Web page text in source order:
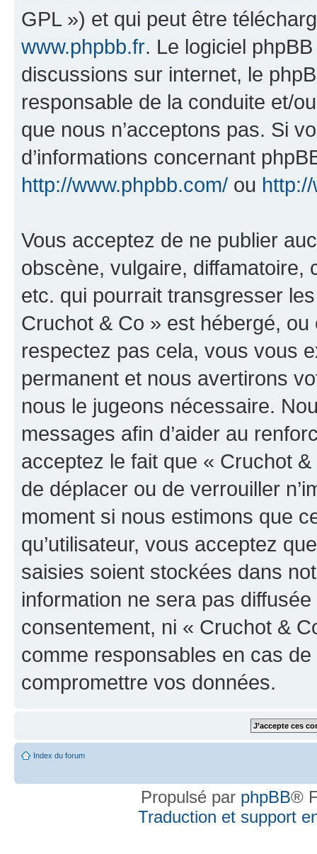
GPL ») et qui peut être
www.phpbb.fr. Le logiciel
discussions sur internet, le
responsable de la conduite et/
que nous n’acceptons pas. Si
d’informations concernant
http://www.phpbb.com/ ou
Vous acceptez de ne publier
obscène, vulgaire, diffamatoire,
etc. qui pourrait transgresser
Cruchot & Co » est hébergé,
respectez pas cela, vous vous
permanent et nous avertirons
nous le jugeons nécessaire.
messages afin d’aider au
acceptez le fait que « Cruchot
de déplacer ou de verrouiller
moment si nous estimons que
qu’utilisateur, vous acceptez
saisies soient stockées dans
information ne sera pas
consentement, ni « Cruchot &
comme responsables en cas
compromettre vos données.
Index du forum
Propulsé par phpBB®
Traduction et support